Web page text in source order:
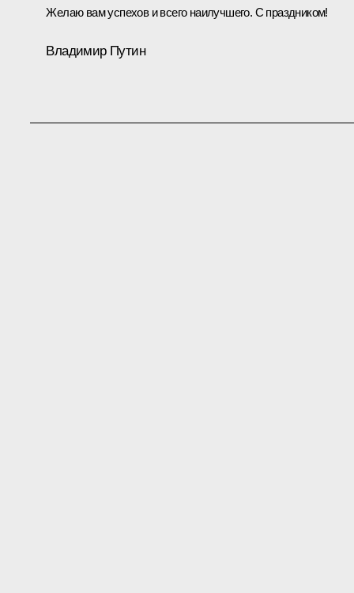
Желаю вам успехов и всего наилучшего. С праздником!
Владимир Путин